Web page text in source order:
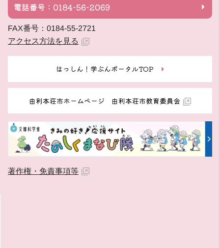
電話番号：0184-56-2069
FAX番号：0184-55-2721
アクセス方法を見る
はっしん！学ぶんポータルTOP
由利本荘市ホームページ 由利本荘市教育委員会
著作権・免責事項等